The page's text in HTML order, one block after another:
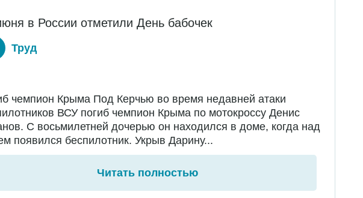
в России отметили День бабочек
Труд
чемпион Крыма Под Керчью во время недавней атаки
ВСУ погиб чемпион Крыма по мотокроссу Денис
С восьмилетней дочерью он находился в доме, когда над
появился беспилотник. Укрыв Дарину...
Читать полностью